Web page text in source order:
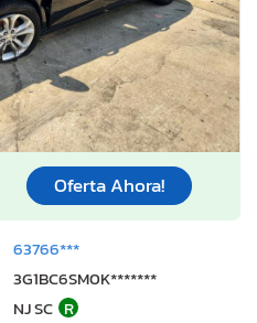
Oferta Ahora!
63766***
3G1BC6SM0K*******
NJ SC R